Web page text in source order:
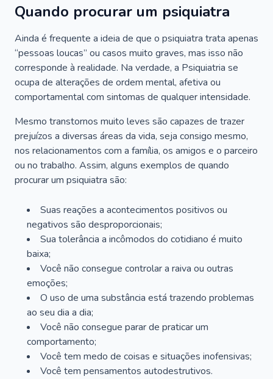
Quando procurar um psiquiatra
Ainda é frequente a ideia de que o psiquiatra trata apenas
“pessoas loucas” ou casos muito graves, mas isso não
corresponde à realidade. Na verdade, a Psiquiatria se
ocupa de alterações de ordem mental, afetiva ou
comportamental com sintomas de qualquer intensidade.
Mesmo transtornos muito leves são capazes de trazer
prejuízos a diversas áreas da vida, seja consigo mesmo,
nos relacionamentos com a família, os amigos e o parceiro
ou no trabalho. Assim, alguns exemplos de quando
procurar um psiquiatra são:
Suas reações a acontecimentos positivos ou
negativos são desproporcionais;
Sua tolerância a incômodos do cotidiano é muito
baixa;
Você não consegue controlar a raiva ou outras
emoções;
O uso de uma substância está trazendo problemas
ao seu dia a dia;
Você não consegue parar de praticar um
comportamento;
Você tem medo de coisas e situações inofensivas;
Você tem pensamentos autodestrutivos.